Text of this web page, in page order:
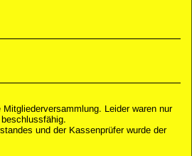
Leider waren nur
und der Kassenprüfer wurde der